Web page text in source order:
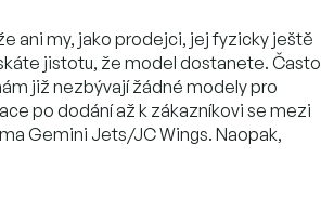
ani my, jako prodejci, jej fyzicky ještě
jistotu, že model dostanete. Často
již nezbývají žádné modely pro
po dodání až k zákazníkovi se mezi
Gemini Jets/JC Wings. Naopak,